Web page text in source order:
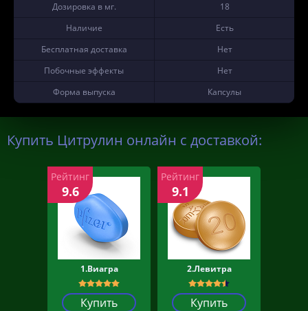
Дозировка в мг.
18
Наличие
Есть
Бесплатная доставка
Нет
Побочные эффекты
Нет
Форма выпуска
Капсулы
Купить Цитрулин онлайн с доставкой:
1.Виагра
Купить
Рейтинг
9.6
2.Левитра
Купить
Рейтинг
9.1